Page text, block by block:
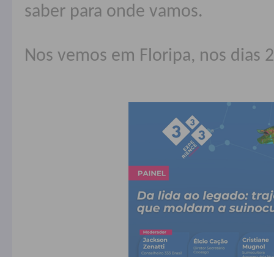
saber para onde vamos.
Nos vemos em Floripa, nos dias